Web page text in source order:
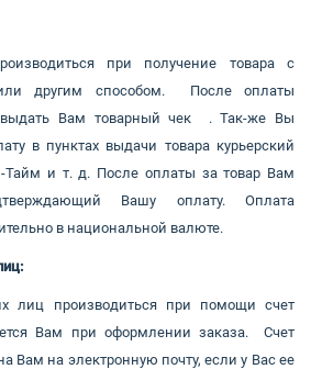
при получение товара с
другим способом. После оплаты
выдать Вам товарный чек . Так-же Вы
в пунктах выдачи товара курьерский
Тайм и т. д. После оплаты за товар Вам
Вашу оплату. Оплата
в национальной валюте.
лиц производиться при помощи счет
Вам при оформлении заказа. Счет
Вам на электронную почту, если у Вас ее